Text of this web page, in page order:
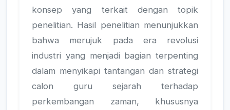
konsep yang terkait dengan topik
penelitian. Hasil penelitian menunjukkan
bahwa merujuk pada era revolusi
industri yang menjadi bagian terpenting
dalam menyikapi tantangan dan strategi
calon guru sejarah terhadap
perkembangan zaman, khususnya